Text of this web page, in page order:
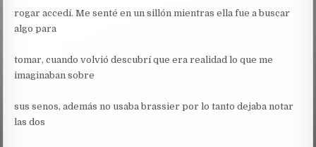
rogar accedí. Me senté en un sillón mientras ella fue a buscar
algo para
tomar, cuando volvió descubrí que era realidad lo que me
imaginaban sobre
sus senos, además no usaba brassier por lo tanto dejaba notar
las dos